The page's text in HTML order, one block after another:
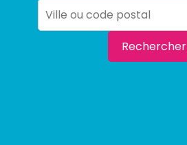
Rechercher